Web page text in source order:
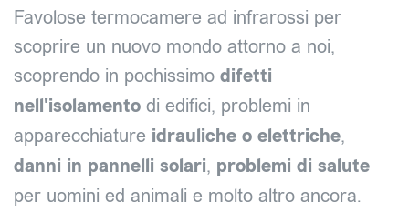
Favolose termocamere ad infrarossi per
scoprire un nuovo mondo attorno a noi,
scoprendo in pochissimo difetti
nell'isolamento di edifici, problemi in
apparecchiature idrauliche o elettriche,
danni in pannelli solari, problemi di salute
per uomini ed animali e molto altro ancora.